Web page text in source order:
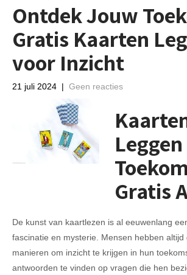
Ontdek Jouw
Gratis Kaarten
voor Inzicht
21 juli 2024 | Geen reacties
Gratis
De kunst van kaartlezen is al eeuwenlang
fascinatie en mysterie. Mensen hebben altijd
manieren om inzicht te krijgen in hun
antwoorden te vinden op vragen die hen